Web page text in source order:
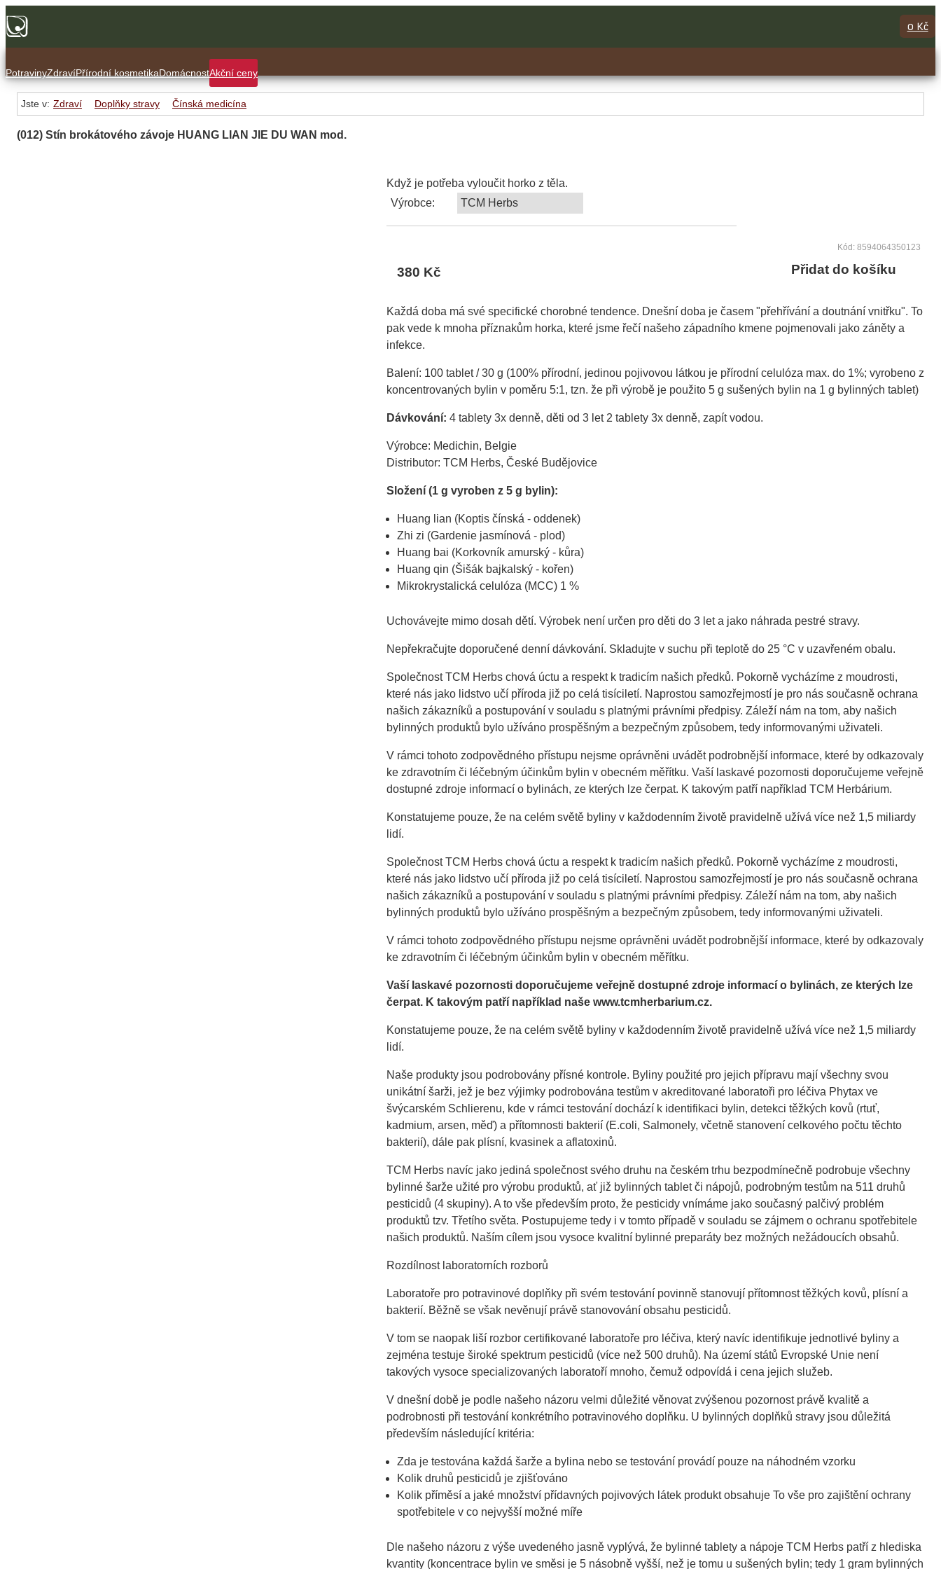
0 Kč
PotravinyZdravíPřírodní kosmetikaDomácnostAkční ceny
Jste v: Zdraví Doplňky stravy Čínská medicína
(012) Stín brokátového závoje HUANG LIAN JIE DU WAN mod.
Když je potřeba vyloučit horko z těla.
Výrobce:
TCM Herbs
Kód: 8594064350123
380 Kč Přidat do košíku
Každá doba má své specifické chorobné tendence. Dnešní doba je časem "přehřívání a doutnání vnitřku". To
pak vede k mnoha příznakům horka, které jsme řečí našeho západního kmene pojmenovali jako záněty a
infekce.
Balení: 100 tablet / 30 g (100% přírodní, jedinou pojivovou látkou je přírodní celulóza max. do 1%; vyrobeno z
koncentrovaných bylin v poměru 5:1, tzn. že při výrobě je použito 5 g sušených bylin na 1 g bylinných tablet)
Dávkování: 4 tablety 3x denně, děti od 3 let 2 tablety 3x denně, zapít vodou.
Výrobce: Medichin, Belgie
Distributor: TCM Herbs, České Budějovice
Složení (1 g vyroben z 5 g bylin):
Huang lian (Koptis čínská - oddenek)
Zhi zi (Gardenie jasmínová - plod)
Huang bai (Korkovník amurský - kůra)
Huang qin (Šišák bajkalský - kořen)
Mikrokrystalická celulóza (MCC) 1 %
Uchovávejte mimo dosah dětí. Výrobek není určen pro děti do 3 let a jako náhrada pestré stravy.
Nepřekračujte doporučené denní dávkování. Skladujte v suchu při teplotě do 25 °C v uzavřeném obalu.
Společnost TCM Herbs chová úctu a respekt k tradicím našich předků. Pokorně vycházíme z moudrosti,
které nás jako lidstvo učí příroda již po celá tisíciletí. Naprostou samozřejmostí je pro nás současně ochrana
našich zákazníků a postupování v souladu s platnými právními předpisy. Záleží nám na tom, aby našich
bylinných produktů bylo užíváno prospěšným a bezpečným způsobem, tedy informovanými uživateli.
V rámci tohoto zodpovědného přístupu nejsme oprávněni uvádět podrobnější informace, které by odkazovaly
ke zdravotním či léčebným účinkům bylin v obecném měřítku. Vaší laskavé pozornosti doporučujeme veřejně
dostupné zdroje informací o bylinách, ze kterých lze čerpat. K takovým patří například TCM Herbárium.
Konstatujeme pouze, že na celém světě byliny v každodenním životě pravidelně užívá více než 1,5 miliardy
lidí.
Společnost TCM Herbs chová úctu a respekt k tradicím našich předků. Pokorně vycházíme z moudrosti,
které nás jako lidstvo učí příroda již po celá tisíciletí. Naprostou samozřejmostí je pro nás současně ochrana
našich zákazníků a postupování v souladu s platnými právními předpisy. Záleží nám na tom, aby našich
bylinných produktů bylo užíváno prospěšným a bezpečným způsobem, tedy informovanými uživateli.
V rámci tohoto zodpovědného přístupu nejsme oprávněni uvádět podrobnější informace, které by odkazovaly
ke zdravotním či léčebným účinkům bylin v obecném měřítku.
Vaší laskavé pozornosti doporučujeme veřejně dostupné zdroje informací o bylinách, ze kterých lze
čerpat. K takovým patří například naše www.tcmherbarium.cz.
Konstatujeme pouze, že na celém světě byliny v každodenním životě pravidelně užívá více než 1,5 miliardy
lidí.
Naše produkty jsou podrobovány přísné kontrole. Byliny použité pro jejich přípravu mají všechny svou
unikátní šarži, jež je bez výjimky podrobována testům v akreditované laboratoři pro léčiva Phytax ve
švýcarském Schlierenu, kde v rámci testování dochází k identifikaci bylin, detekci těžkých kovů (rtuť,
kadmium, arsen, měď) a přítomnosti bakterií (E.coli, Salmonely, včetně stanovení celkového počtu těchto
bakterií), dále pak plísní, kvasinek a aflatoxinů.
TCM Herbs navíc jako jediná společnost svého druhu na českém trhu bezpodmínečně podrobuje všechny
bylinné šarže užité pro výrobu produktů, ať již bylinných tablet či nápojů, podrobným testům na 511 druhů
pesticidů (4 skupiny). A to vše především proto, že pesticidy vnímáme jako současný palčivý problém
produktů tzv. Třetího světa. Postupujeme tedy i v tomto případě v souladu se zájmem o ochranu spotřebitele
našich produktů. Naším cílem jsou vysoce kvalitní bylinné preparáty bez možných nežádoucích obsahů.
Rozdílnost laboratorních rozborů
Laboratoře pro potravinové doplňky při svém testování povinně stanovují přítomnost těžkých kovů, plísní a
bakterií. Běžně se však nevěnují právě stanovování obsahu pesticidů.
V tom se naopak liší rozbor certifikované laboratoře pro léčiva, který navíc identifikuje jednotlivé byliny a
zejména testuje široké spektrum pesticidů (více než 500 druhů). Na území států Evropské Unie není
takových vysoce specializovaných laboratoří mnoho, čemuž odpovídá i cena jejich služeb.
V dnešní době je podle našeho názoru velmi důležité věnovat zvýšenou pozornost právě kvalitě a
podrobnosti při testování konkrétního potravinového doplňku. U bylinných doplňků stravy jsou důležitá
především následující kritéria:
Zda je testována každá šarže a bylina nebo se testování provádí pouze na náhodném vzorku
Kolik druhů pesticidů je zjišťováno
Kolik příměsí a jaké množství přídavných pojivových látek produkt obsahuje To vše pro zajištění ochrany
spotřebitele v co nejvyšší možné míře
Dle našeho názoru z výše uvedeného jasně vyplývá, že bylinné tablety a nápoje TCM Herbs patří z hlediska
kvantity (koncentrace bylin ve směsi je 5 násobně vyšší, než je tomu u sušených bylin; tedy 1 gram bylinných